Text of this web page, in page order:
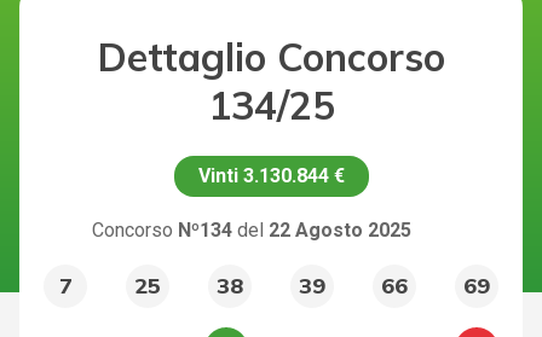
Dettaglio Concorso
134/25
Vinti 3.130.844 €
Concorso Nº134 del 22 Agosto 2025
7 25 38 39 66 69